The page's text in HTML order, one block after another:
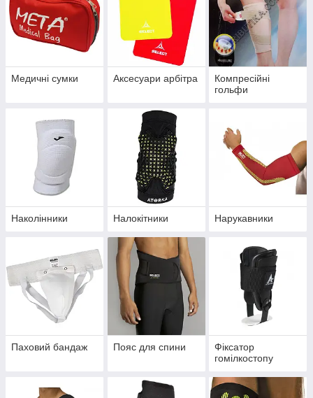
Медичні сумки Аксесуари арбітра
Компресійні
гольфи
Наколінники Налокітники Нарукавники
Паховий бандаж Пояс для спини
Фіксатор
гомілкостопу